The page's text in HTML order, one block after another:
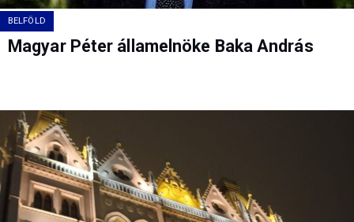
BELFÖLD
Magyar Péter államelnöke Baka András